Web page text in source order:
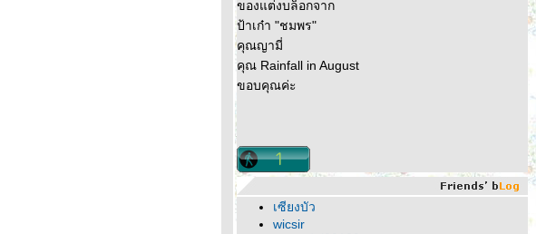
ของแต่งบล็อกจาก
ป้าเก๋า "ชมพร"
คุณญามี่
คุณ Rainfall in August
ขอบคุณค่ะ
เซียงบัว
wicsir